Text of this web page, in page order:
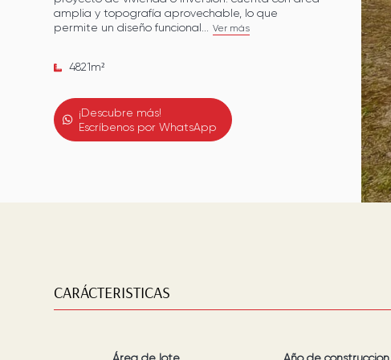
amplia y topografía aprovechable, lo que
permite un diseño funcional...
Ver más
4821m²
¡Descubre más!
Escríbenos por WhatsApp
CARÁCTERISTICAS